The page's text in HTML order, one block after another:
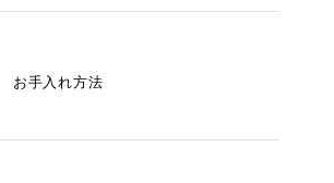
お手入れ方法